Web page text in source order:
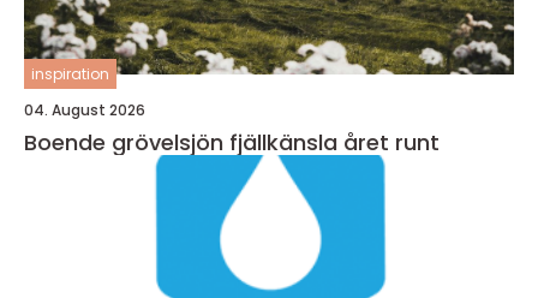
inspiration
04. August 2026
Boende grövelsjön fjällkänsla året runt